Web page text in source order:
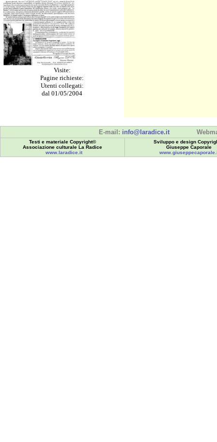
Visite:
Pagine richieste:
Utenti collegati:
dal 01/05/2004
info@laradice.it
Testi e materiale Copyright©
Associazione culturale La Radice
Sviluppo e design
Giuseppe Caporale